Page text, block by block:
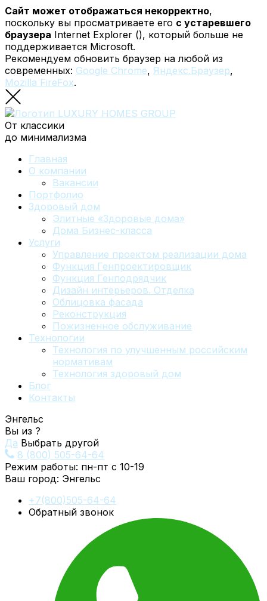
Сайт может отображаться некорректно,
поскольку вы просматриваете его с устаревшего
браузера Internet Explorer (), который больше не
поддерживается Microsoft.
Рекомендуем обновить браузер на любой из
современных: Google Chrome, Яндекс.Браузер,
Mozilla FireFox.
От классики
до минимализма
Главная
О компании
Вакансии
Портфолио
Здоровый дом
Элитные «Здоровые дома»
Дома Бизнес-класса
Услуги
Управление проектом реализации дома
Функция Генпроектировщик
Функция Генподрядчик
Дизайн интерьеров. Отделка
Облицовка фасада
Реконструкция
Пожизненное обслуживание
Технологии
Технология по улучшенным российским
нормативам
Технология здоровый дом
Блог
Контакты
Энгельс
Вы из ?
Да Выбрать другой
8 (800) 505-64-64
Режим работы: пн-пт с 10-19
Ваш город: Энгельс
+7(800)505-64-64
Обратный звонок